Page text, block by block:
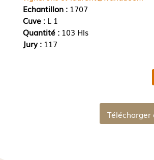
Echantillon :1707
Cuve : L 1
Quantité : 103 Hls
Jury : 117
Télécharger